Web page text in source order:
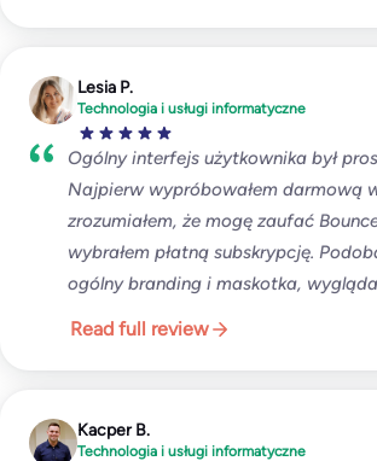
Lesia P.
Technologia i usługi informatyczne
Ogólny interfejs użytkownika był
Najpierw wypróbowałem darmową
zrozumiałem, że mogę zaufać
wybrałem płatną subskrypcję.
ogólny branding i maskotka, wygląda
Read full review
Kacper B.
Technologia i usługi informatyczne